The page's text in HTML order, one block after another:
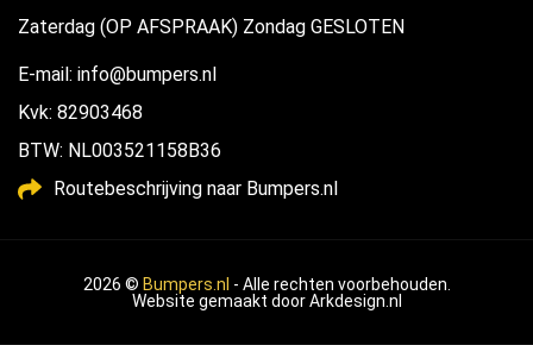
Zaterdag (OP AFSPRAAK) Zondag GESLOTEN
E-mail: info@bumpers.nl
Kvk: 82903468
BTW: NL003521158B36
Routebeschrijving naar Bumpers.nl
2026 © Bumpers.nl - Alle rechten voorbehouden.
Website gemaakt doorArkdesign.nl